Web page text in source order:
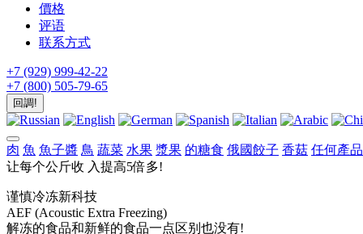
價格
评语
联系方式
+7 (929) 999-42-22
+7 (800) 505-79-65
回調!
肉 魚 魚子醬 鳥 蔬菜 水果 漿果 的糖食 俄國餃子 香菇 任何產品
让每个公斤收 入提高5倍多!
谨慎冷冻新科技
AEF (Acoustic Extra Freezing)
解冻的食品和新鲜的食品一点区别也没有!